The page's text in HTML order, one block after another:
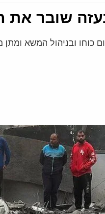
שובר את
כוחו ובניהול המשא